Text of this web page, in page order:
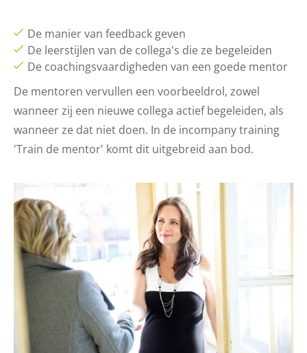
De manier van feedback geven
De leerstijlen van de collega's die ze begeleiden
De coachingsvaardigheden van een goede mentor
De mentoren vervullen een voorbeeldrol, zowel
wanneer zij een nieuwe collega actief begeleiden, als
wanneer ze dat niet doen. In de incompany training
'Train de mentor' komt dit uitgebreid aan bod.